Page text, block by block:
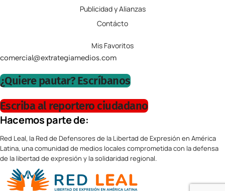
Publicidad y Alianzas
Contácto
Mis Favoritos
comercial@extrategiamedios.com
¿Quiere pautar? Escríbanos
Escriba al reportero ciudadano
Hacemos parte de:
Red Leal, la Red de Defensores de la Libertad de Expresión en América
Latina, una comunidad de medios locales comprometida con la defensa
de la libertad de expresión y la solidaridad regional.